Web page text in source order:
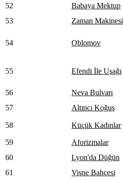
52 Babaya Mektup
53
Zaman Makinesi
54 Oblomov
55 Efendi İle Uşağı
56 Neva Bulvarı
57
Altıncı Koğuş
58 Küçük Kadınlar
59 Aforizmalar
60
Lyon'da Düğün
61
Vişne Bahçesi